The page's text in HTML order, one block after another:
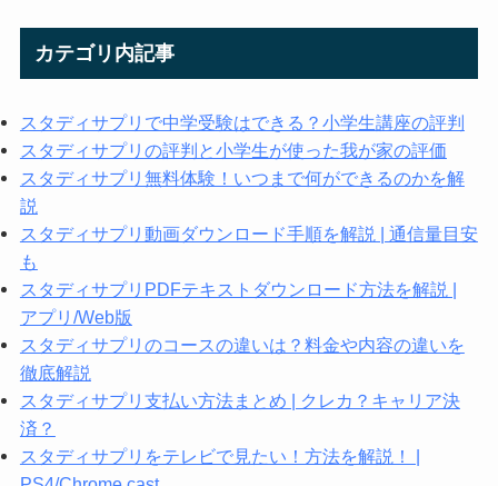
カテゴリ内記事
スタディサプリで中学受験はできる？小学生講座の評判
スタディサプリの評判と小学生が使った我が家の評価
スタディサプリ無料体験！いつまで何ができるのかを解
説
スタディサプリ動画ダウンロード手順を解説 | 通信量目安
も
スタディサプリPDFテキストダウンロード方法を解説 |
アプリ/Web版
スタディサプリのコースの違いは？料金や内容の違いを
徹底解説
スタディサプリ支払い方法まとめ | クレカ？キャリア決
済？
スタディサプリをテレビで見たい！方法を解説！ |